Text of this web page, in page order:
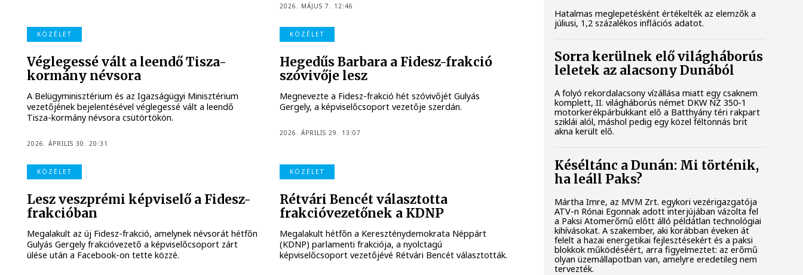
2026. MÁJUS 7. 12:46
KÖZÉLET
Véglegessé vált a leendő Tisza-
kormány névsora
A Belügyminisztérium és az Igazságügyi Minisztérium
vezetőjének bejelentésével véglegessé vált a leendő
Tisza-kormány névsora csütörtökön.
2026. ÁPRILIS 30. 20:31
KÖZÉLET
Hegedűs Barbara a Fidesz-frakció
szóvivője lesz
Megnevezte a Fidesz-frakció hét szóvivőjét Gulyás
Gergely, a képviselőcsoport vezetője szerdán.
2026. ÁPRILIS 29. 13:07
KÖZÉLET
Lesz veszprémi képviselő a Fidesz-
frakcióban
Megalakult az új Fidesz-frakció, amelynek névsorát hétfőn
Gulyás Gergely frakcióvezető a képviselőcsoport zárt
ülése után a Facebook-on tette közzé.
KÖZÉLET
Rétvári Bencét választotta
frakcióvezetőnek a KDNP
Megalakult hétfőn a Kereszténydemokrata Néppárt
(KDNP) parlamenti frakciója, a nyolctagú
képviselőcsoport vezetőjévé Rétvári Bencét választották.
Hatalmas meglepetésként értékelték az elemzők a
júliusi, 1,2 százalékos inflációs adatot.
Sorra kerülnek elő világháborús
leletek az alacsony Dunából
A folyó rekordalacsony vízállása miatt egy csaknem
komplett, II. világháborús német DKW NZ 350-1
motorkerékpárbukkant elő a Batthyány téri rakpart
sziklái alól, máshol pedig egy közel féltonnás brit
akna került elő.
Késéltánc a Dunán: Mi történik,
ha leáll Paks?
Mártha Imre, az MVM Zrt. egykori vezérigazgatója
ATV-n Rónai Egonnak adott interjújában vázolta fel
a Paksi Atomerőmű előtt álló példátlan technológiai
kihívásokat. A szakember, aki korábban éveken át
felelt a hazai energetikai fejlesztésekért és a paksi
blokkok működéséért, arra figyelmeztet: az erőmű
olyan üzemállapotban van, amelyre eredetileg nem
tervezték.